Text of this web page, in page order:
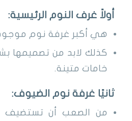
أولاً غرف النوم الرئيسية:
هي أكبر غرفة نوم
كذلك لابد من تصميمها
خامات متينة.
ثانيًا غرفة نوم الضيوف:
من الصعب أن